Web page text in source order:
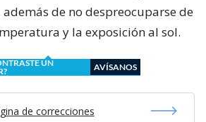
de no despreocuparse de
y la exposición al sol.
UN
AVÍSANOS
de correcciones